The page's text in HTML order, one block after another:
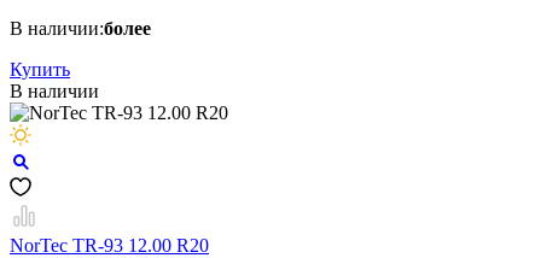
В наличии:более
Купить
В наличии
NorTec TR-93 12.00 R20